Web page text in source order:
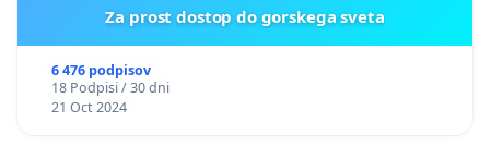
Za prost dostop do gorskega sveta
6 476 podpisov
18 Podpisi / 30 dni
21 Oct 2024